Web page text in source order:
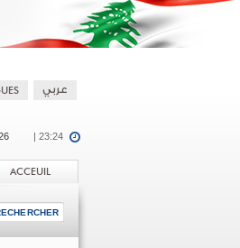
| 23:24
ACCEUIL